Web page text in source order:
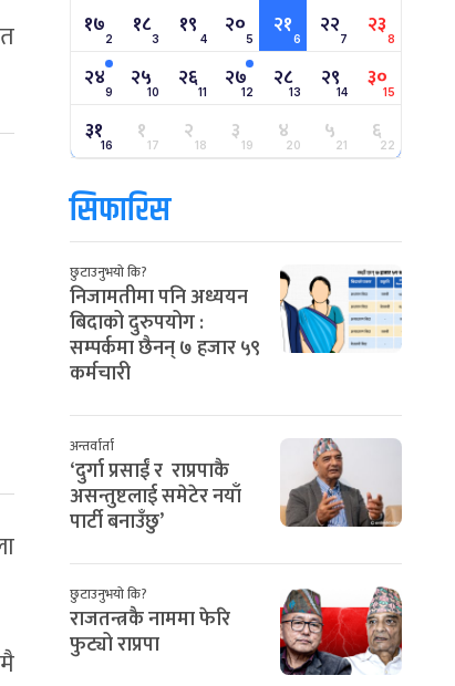
१७2 १८3 १९ 4 २०5 २१6 २२7 २३8
२४9 २५10 २६11 २७12 २८13 २९14 ३०15
३१16 १17 २18 ३19 ४20 ५21 ६22
सिफारिस
छुटाउनुभयो कि?
निजामतीमा पनि अध्ययन
बिदाको दुरुपयोग :
सम्पर्कमा छैनन् ७ हजार ५९
कर्मचारी
अन्तर्वार्ता
‘दुर्गा प्रसाईं र राप्रपाकै
असन्तुष्टलाई समेटेर नयाँ
पार्टी बनाउँछु’
छुटाउनुभयो कि?
राजतन्त्रकै नाममा फेरि
फुट्यो राप्रपा